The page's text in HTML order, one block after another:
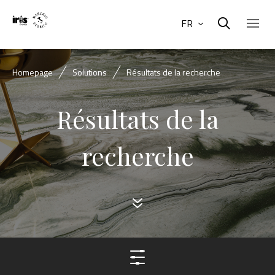
FR
Homepage Solutions Résultats de la recherche
Résultats de la
recherche